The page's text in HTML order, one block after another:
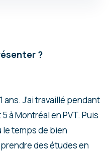
?
ans. J’ai travaillé pendant
à Montréal en PVT. Puis
le temps de bien
des études en